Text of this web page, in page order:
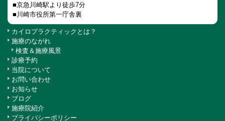
■京急川崎駅より徒歩7分
■川崎市役所第一庁舎裏
カイロプラクティックとは？
施療のながれ
検査＆施療風景
診療予約
当院について
お問い合わせ
お知らせ
ブログ
施療院紹介
プライバシーポリシー